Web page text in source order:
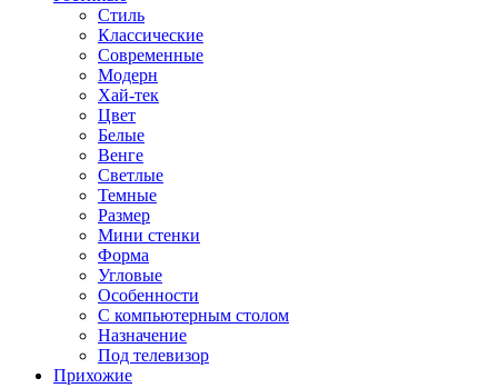
Стиль
Классические
Современные
Модерн
Хай-тек
Цвет
Белые
Венге
Светлые
Темные
Размер
Мини стенки
Форма
Угловые
Особенности
С компьютерным столом
Назначение
Под телевизор
Прихожие